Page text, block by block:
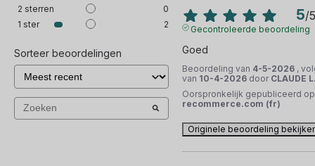
2 sterren
0
1 ster 2
Sorteer beoordelingen
5/5
Gecontroleerde beoordeling
Goed
Beoordeling van 4-5-2026 ,
van 10-4-2026 door CLAUDE
Oorspronkelijk gepubliceerd op
recommerce.com (fr)
Originele beoordeling